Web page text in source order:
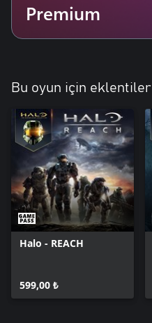
Premium
Bu oyun için eklentiler
Halo - REACH
599,00 ₺